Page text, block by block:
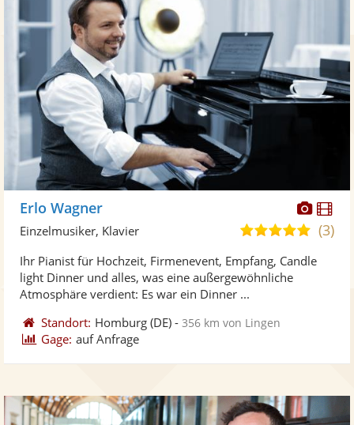
Fotos
Erlo Wagner
5,0
5
(3)
Einzelmusiker, Klavier
Ihr Pianist für Hochzeit, Firmenevent, Empfang, Candle
light Dinner und alles, was eine außergewöhnliche
Atmosphäre verdient: Es war ein Dinner ...
Standort: Homburg (DE) -356 km von Lingen
Gage: auf Anfrage